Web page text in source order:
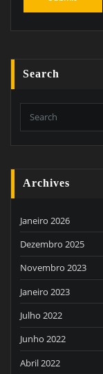
Search
Archives
Janeiro 2026
Dezembro 2025
Novembro 2023
Janeiro 2023
Julho 2022
Junho 2022
Abril 2022